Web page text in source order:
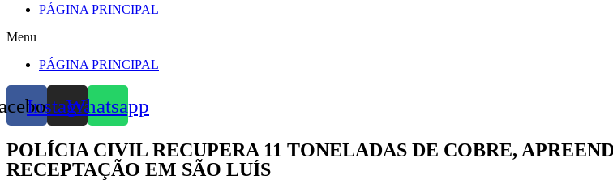
PÁGINA PRINCIPAL
Menu
PÁGINA PRINCIPAL
InstagramWhatsapp
POLÍCIA CIVIL RECUPERA 11 TONELADAS DE COBRE,
RECEPTAÇÃO EM SÃO LUÍS